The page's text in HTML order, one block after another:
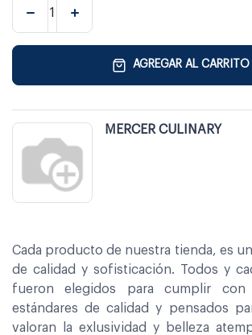
AGREGAR AL CARRITO
MERCER CULINARY
Cada producto de nuestra tienda, es
de calidad y sofisticación. Todos y
fueron elegidos para cumplir
estándares de calidad y pensados
valoran la exlusividad y belleza